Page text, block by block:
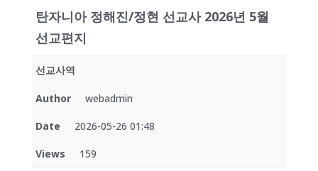
탄자니아 정해진/정현 선교사 2026년 5월
선교편지
선교사역
Author webadmin
Date 2026-05-26 01:48
Views 159